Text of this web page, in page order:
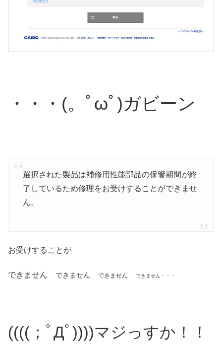
・・・(。ﾟωﾟ)ガビーン
選択された製品は補修用性能部品の保管期間が終
了しているため修理をお受けすることができませ
ん。
お受けすることが
できません できません できません できません・・・
((((；ﾟДﾟ))))マジっすか！！